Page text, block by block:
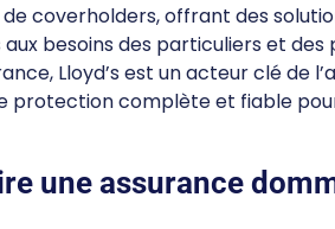
coverholders, offrant des
besoins des particuliers et des
Lloyd’s est un acteur clé de
protection complète et fiable
une assurance